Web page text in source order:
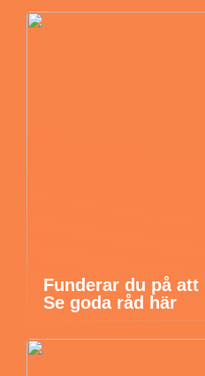
Funderar du på
Se goda råd här